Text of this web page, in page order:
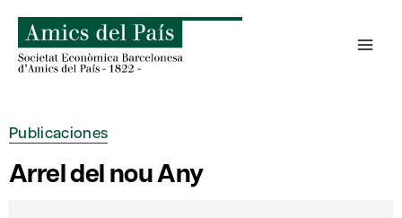
contenido
Publicaciones
Arrel del nou Any